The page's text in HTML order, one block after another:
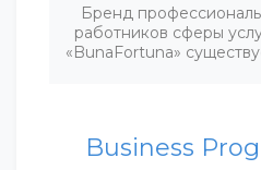
Бренд
работников сферы
«BunaFortuna»
Business